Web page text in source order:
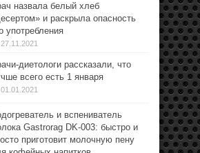
назвала белый хлеб
и раскрыла опасность
употребления
27.11.2021
диетологи рассказали, что
всего есть 1 января
01.01.2021
и вспениватель
Gastrorag DK-003: быстро и
приготовит молочную пену